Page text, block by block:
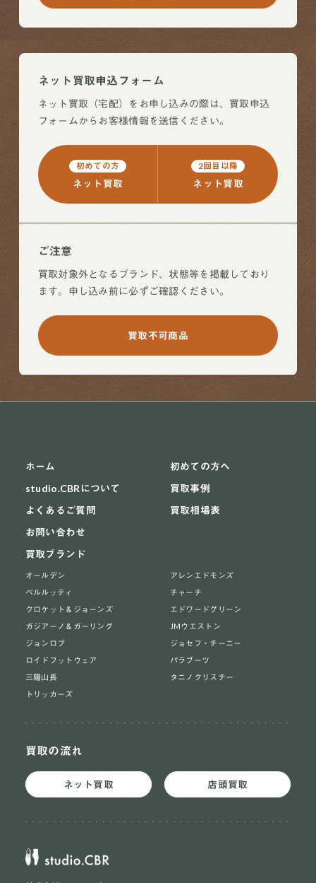
ネット買取申込フォーム
ネット買取（宅配）をお申し込みの際は、買取申込
フォームからお客様情報を送信ください。
初めての方
ネット買取
2回目以降
ネット買取
ご注意
買取対象外となるブランド、状態等を掲載しており
ます。申し込み前に必ずご確認ください。
買取不可商品
ホーム
studio.CBRについて
よくあるご質問
お問い合わせ
初めての方へ
買取事例
買取相場表
買取ブランド
オールデン
アレンエドモンズ
ベルルッティ
チャーチ
クロケット＆ジョーンズ
エドワードグリーン
ガジアーノ＆ガーリング
JMウエストン
ジョンロブ
ジョセフ・チーニー
ロイドフットウェア
パラブーツ
三陽山長
タニノクリスチー
トリッカーズ
買取の流れ
ネット買取 店頭買取